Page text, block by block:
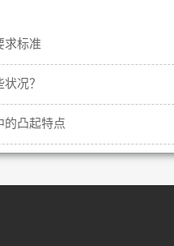
求标准
况？
的凸起特点